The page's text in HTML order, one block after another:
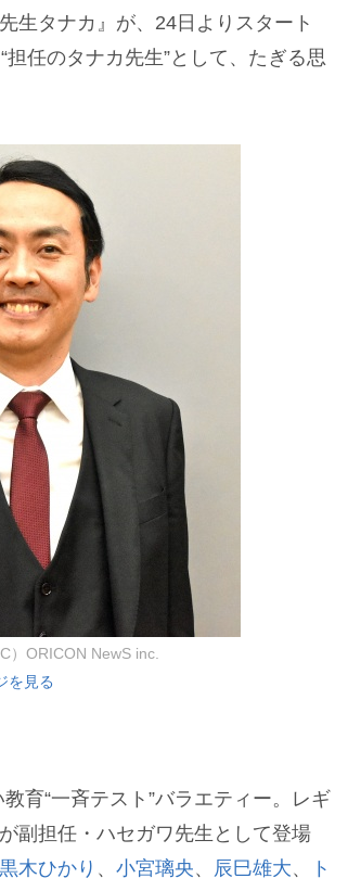
生タナカ』が、24日よりスタート
担任のタナカ先生”として、たぎる思
）ORICON NewS inc.
を見る
育“一斉テスト”バラエティー。レギ
が副担任・ハセガワ先生として登場
黒木ひかり 、 小宮璃央、 辰巳雄大、
ト